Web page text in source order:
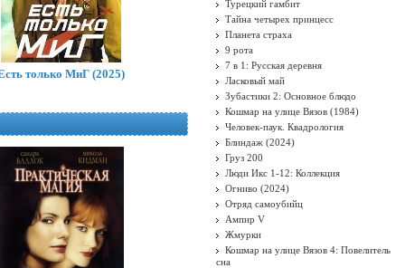
только МиГ (2025)
Турецкий гамбит
Тайна четырех принцесс
Планета страха
9 рота
7 в 1: Русская деревня
Ласковый май
Зубастики 2: Основное блюдо
Кошмар на улице Вязов (1984)
Человек-паук. Квадрология
Блиндаж (2024)
Груз 200
Люди Икс 1-12: Коллекция
Огниво (2024)
Отряд самоубийц
Ампир V
Жмурки
Кошмар на улице Вязов 4: Повелитель
сна